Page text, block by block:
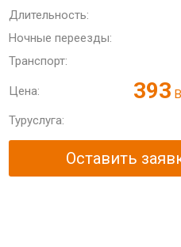
Длительность:
Ночные переезды:
Транспорт:
Цена: 393
Туруслуга:
Оставить